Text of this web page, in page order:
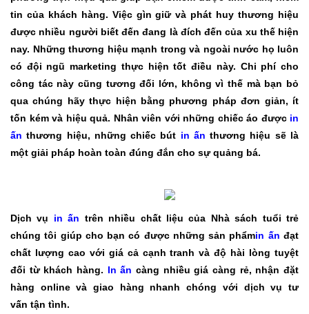
tin của khách hàng. Việc gìn giữ và phát huy thương hiệu
được nhiều người biết đến đang là đích đến của xu thế hiện
nay. Những thương hiệu mạnh trong và ngoài nước họ luôn
có đội ngũ marketing thực hiện tốt điều này. Chi phí cho
công tác này cũng tương đối lớn, không vì thế mà bạn bỏ
qua chúng hãy thực hiện bằng phương pháp đơn giản, ít
tốn kém và hiệu quả. Nhân viên với những chiếc áo được in
ấnthương hiệu, những chiếc bút in ấn thương hiệu sẽ là
một giải pháp hoàn toàn đúng đắn cho sự quảng bá.
Dịch vụ in ấn trên nhiều chất liệu của Nhà sách tuổi trẻ
chúng tôi giúp cho bạn có được những sản phẩmin ấn đạt
chất lượng cao với giá cả cạnh tranh và độ hài lòng tuyệt
đối từ khách hàng. In ấn càng nhiều giá càng rẻ, nhận đặt
hàng online và giao hàng nhanh chóng với dịch vụ tư
vấn tận tình.